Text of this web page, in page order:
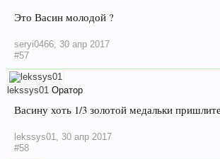
Это Васин молодой ?
seryi0466 30 апр 2017
#57
lekssys01 Оратор
Васину хоть 1/3 золотой медальки
lekssys01
30 апр 2017
#58